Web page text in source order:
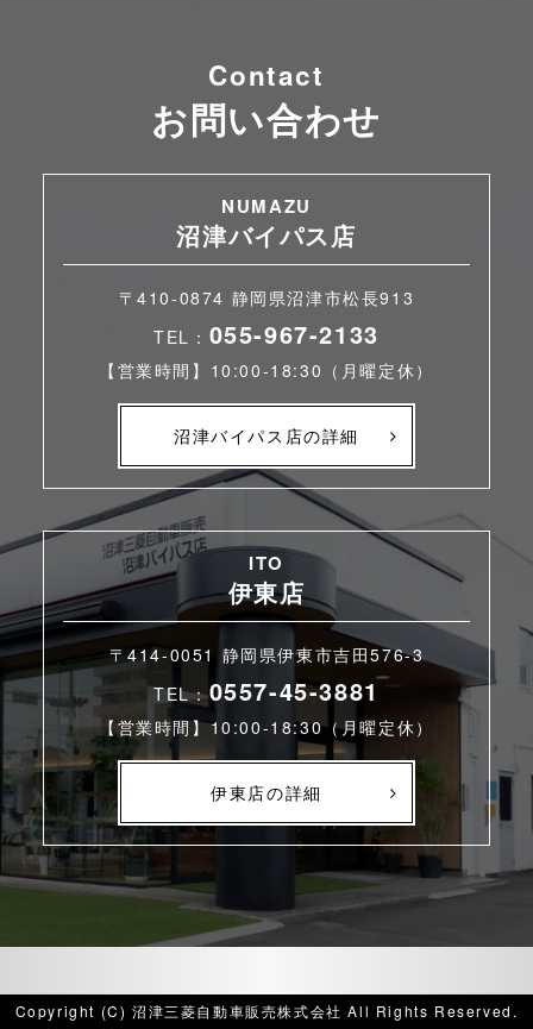
Contact
お問い合わせ
NUMAZU
沼津バイパス店
〒410-0874 静岡県沼津市松長913
TEL： 055-967-2133
【営業時間】10:00-18:30（月曜定休）
沼津バイパス店の詳細
ITO
伊東店
〒414-0051 静岡県伊東市吉田576-3
TEL：0557-45-3881
【営業時間】10:00-18:30（月曜定休）
伊東店の詳細
Copyright (C) 沼津三菱自動車販売株式会社 All Rights Reserved.